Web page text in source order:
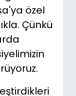
özel
Çünkü